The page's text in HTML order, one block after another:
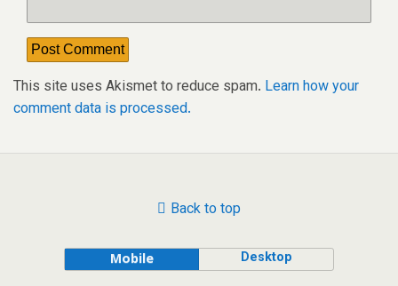
This site uses Akismet to reduce spam. Learn how your
comment data is processed.
Back to top
Mobile Desktop